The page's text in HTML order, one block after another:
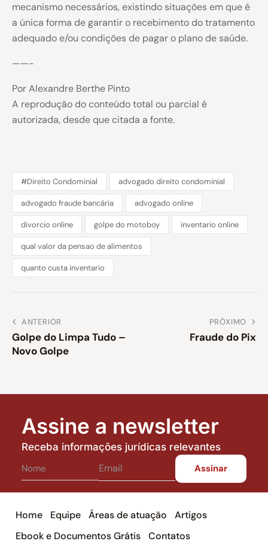
mecanismo necessários, existindo situações em que é
a única forma de garantir o recebimento do tratamento
adequado e/ou condições de pagar o plano de saúde.
——-
Por Alexandre Berthe Pinto
A reprodução do conteúdo total ou parcial é
autorizada, desde que citada a fonte.
#Direito Condominial advogado direito condominial
advogado fraude bancária advogado online
divorcio online golpe do motoboy inventario online
qual valor da pensao de alimentos
quanto custa inventario
ANTERIOR
Golpe do Limpa Tudo –
Novo Golpe
PRÓXIMO
Fraude do Pix
Assine a newsletter
Receba informações jurídicas relevantes
Home Equipe Áreas de atuação
Artigos
Ebook e Documentos Grátis
Contatos